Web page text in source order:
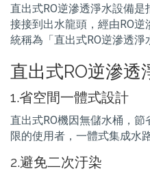
直出式RO逆滲透淨水設備
接接到出水龍頭，經由RO逆
統稱為「直出式RO逆滲透淨
直出式RO逆滲透
1.省空間一體式設計
直出式RO機因無儲水桶，
限的使用者，一體式集成水
2.避免二次汙染